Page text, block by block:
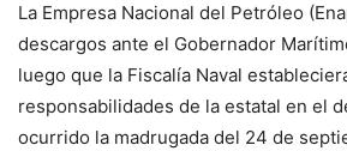
La Empresa Nacional del Petróleo
descargos ante el Gobernador
luego que la Fiscalía Naval
responsabilidades de la estatal en el
ocurrido la madrugada del 24 de